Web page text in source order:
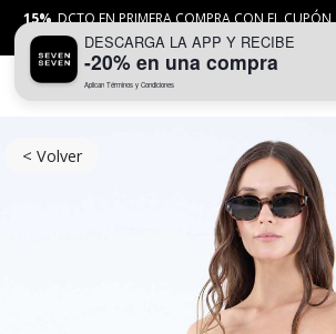
15% DCTO EN PRIMERA COMPRA CON EL CUPÓN
APLICANTYC
< Volver
DESCARGA LA APP Y RECIBE
-20% en una compra
Aplican Términos y Condiciones